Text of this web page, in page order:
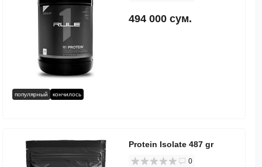
популярный кончилось
494 000 сум.
Protein Isolate 487 gr
0